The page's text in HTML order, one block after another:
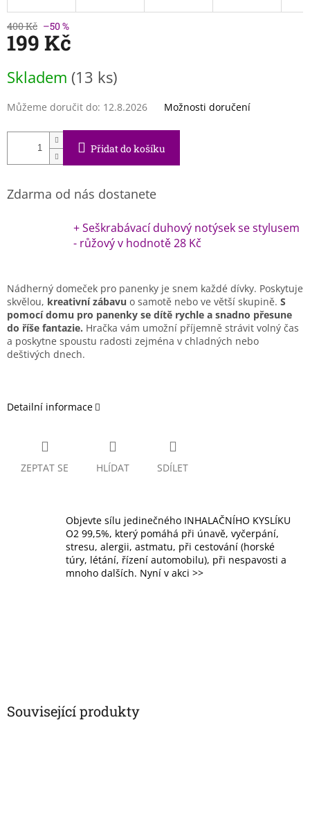
400 Kč –50 %
199 Kč
cena:
Skladem (13 ks)
Můžeme doručit do: 12.8.2026 Možnosti doručení
Přidat do košíku
Zdarma od nás dostanete
+ Seškrabávací duhový notýsek se stylusem
- růžovýv hodnotě 28 Kč
Nádherný domeček pro panenky je snem každé dívky. Poskytuje
skvělou, kreativní zábavu o samotě nebo ve větší skupině. S
pomocí domu pro panenky se dítě rychle a snadno přesune
do říše fantazie. Hračka vám umožní příjemně strávit volný čas
a poskytne spoustu radosti zejména v chladných nebo
deštivých dnech.
Detailní informace
ZEPTAT SE HLÍDAT SDÍLET
Objevte sílu jedinečného INHALAČNÍHO KYSLÍKU
O2 99,5%, který pomáhá při únavě, vyčerpání,
stresu, alergii, astmatu, při cestování (horské
túry, létání, řízení automobilu), při nespavosti a
mnoho dalších. Nyní v akci >>
Související produkty